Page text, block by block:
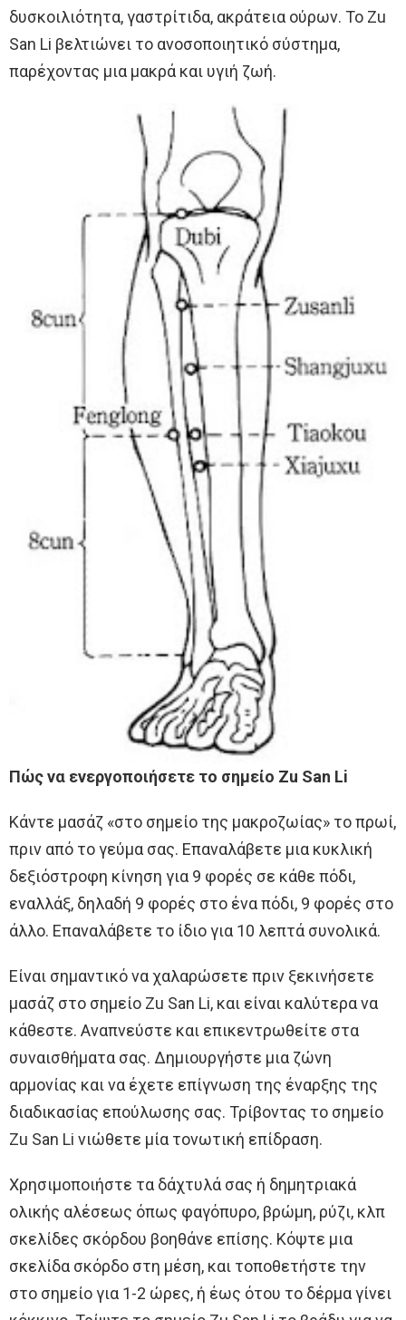
δυσκοιλιότητα, γαστρίτιδα, ακράτεια ούρων. Το Zu
San Li βελτιώνει το ανοσοποιητικό σύστημα,
παρέχοντας μια μακρά και υγιή ζωή.
Πώς να ενεργοποιήσετε το σημείο Zu San Li
Κάντε μασάζ «στο σημείο της μακροζωίας» το πρωί,
πριν από το γεύμα σας. Επαναλάβετε μια κυκλική
δεξιόστροφη κίνηση για 9 φορές σε κάθε πόδι,
εναλλάξ, δηλαδή 9 φορές στο ένα πόδι, 9 φορές στο
άλλο. Επαναλάβετε το ίδιο για 10 λεπτά συνολικά.
Είναι σημαντικό να χαλαρώσετε πριν ξεκινήσετε
μασάζ στο σημείο Zu San Li, και είναι καλύτερα να
κάθεστε. Αναπνεύστε και επικεντρωθείτε στα
συναισθήματα σας. Δημιουργήστε μια ζώνη
αρμονίας και να έχετε επίγνωση της έναρξης της
διαδικασίας επούλωσης σας. Τρίβοντας το σημείο
Zu San Li νιώθετε μία τονωτική επίδραση.
Χρησιμοποιήστε τα δάχτυλά σας ή δημητριακά
ολικής αλέσεως όπως φαγόπυρο, βρώμη, ρύζι, κλπ
σκελίδες σκόρδου βοηθάνε επίσης. Κόψτε μια
σκελίδα σκόρδο στη μέση, και τοποθετήστε την
στο σημείο για 1-2 ώρες, ή έως ότου το δέρμα γίνει